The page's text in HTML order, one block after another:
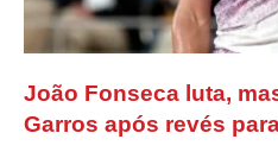
João Fonseca luta,
Garros após revés